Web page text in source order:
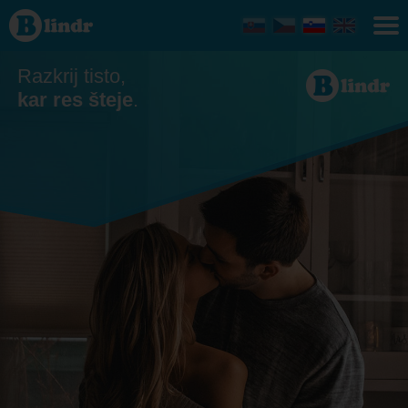
Zmenkovati
- On išče
njo
Razkrij tisto,
kar res šteje.